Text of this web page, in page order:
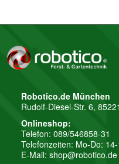
Robotico.de München
Rudolf-Diesel-Str. 6,
Onlineshop:
Telefon: 089/546858-31
Telefonzeiten: Mo-Do:
E-Mail: shop@robotico.de